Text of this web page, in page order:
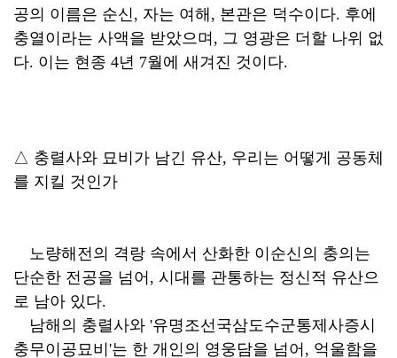
공의 이름은 순신, 자는 여해, 본관은 덕수이다. 후에
충열이라는 사액을 받았으며, 그 영광은 더할 나위 없
다. 이는 현종 4년 7월에 새겨진 것이다.
△ 충렬사와 묘비가 남긴 유산, 우리는 어떻게 공동체
를 지킬 것인가
노량해전의 격랑 속에서 산화한 이순신의 충의는
단순한 전공을 넘어, 시대를 관통하는 정신적 유산으
로 남아 있다.
남해의 충렬사와 '유명조선국삼도수군통제사증시
충무이공묘비'는 한 개인의 영웅담을 넘어, 억울함을